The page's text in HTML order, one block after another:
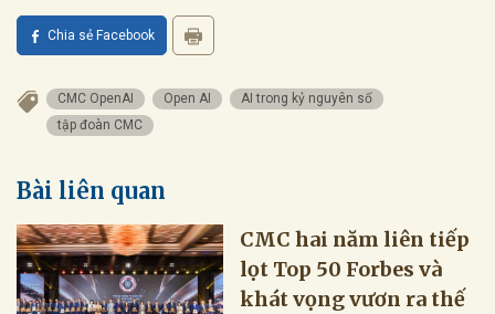
Chia sẻ Facebook
CMC OpenAI Open AI
AI trong kỷ nguyên số
tập đoàn CMC
Bài liên quan
CMC hai năm liên tiếp
lọt Top 50 Forbes và
khát vọng vươn ra thế